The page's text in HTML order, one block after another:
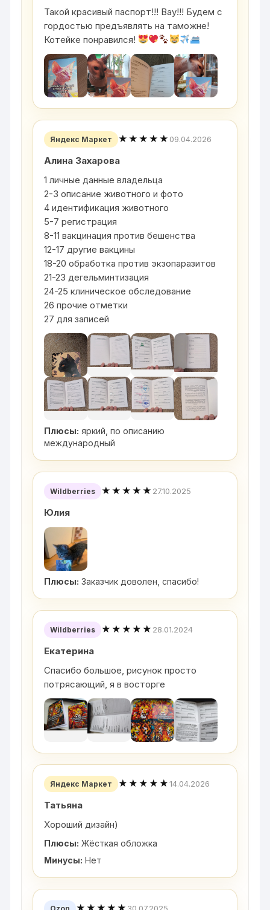
Такой красивый паспорт!!! Вау!!! Будем с
гордостью предъявлять на таможне!
Котейке понравился!
Яндекс Маркет ★★★★★ 09.04.2026
Алина Захарова
1 личные данные владельца
2-3 описание животного и фото
4 идентификация животного
5-7 регистрация
8-11 вакцинация против бешенства
12-17 другие вакцины
18-20 обработка против экзопаразитов
21-23 дегельминтизация
24-25 клиническое обследование
26 прочие отметки
27 для записей
Плюсы: яркий, по описанию
международный
Wildberries ★★★★★ 27.10.2025
Юлия
Плюсы: Заказчик доволен, спасибо!
Wildberries ★★★★★ 28.01.2024
Екатерина
Спасибо большое, рисунок просто
потрясающий, я в восторге
Яндекс Маркет ★★★★★14.04.2026
Татьяна
Хороший дизайн)
Плюсы: Жёсткая обложка
Минусы: Нет